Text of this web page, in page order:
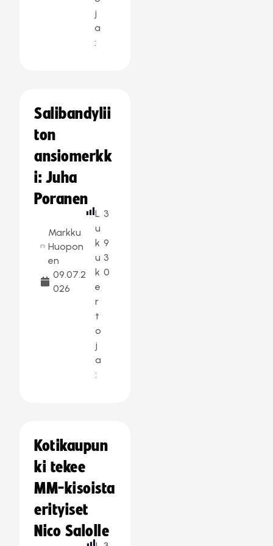
j
a
:
Salibandylii
ton
ansiomerkk
i: Juha
Poranen
Markku
Huopon
en
09.07.2
026
L
u
k
u
k
e
r
t
o
j
a
:
3
9
3
0
Kotikaupun
ki tekee
MM-kisoista
erityiset
Nico Salolle